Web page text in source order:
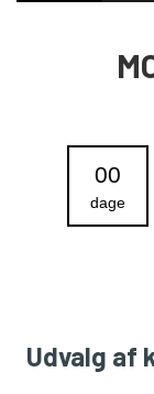
00
dage
Udvalg af